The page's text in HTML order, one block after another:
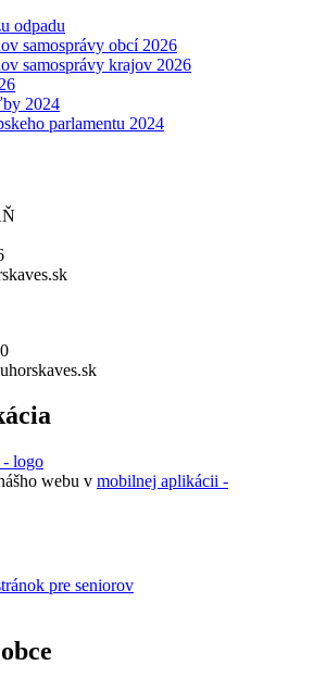
odpadu
samosprávy obcí 2026
samosprávy krajov 2026
2024
parlamentu 2024
webu v mobilnej aplikácii -
pre seniorov